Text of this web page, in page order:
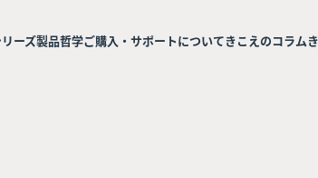
ーズ製品哲学ご購入・サポートについてきこえのコラム